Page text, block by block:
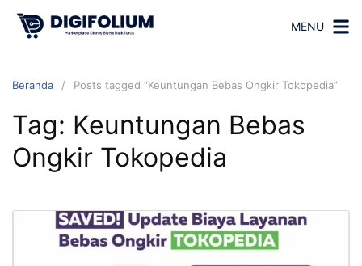
MENU
Beranda Posts tagged “Keuntungan Bebas Ongkir Tokopedia”
Tag: Keuntungan Bebas
Ongkir Tokopedia